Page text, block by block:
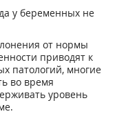
у беременных не
от нормы
приводят к
патологий, многие
во время
уровень